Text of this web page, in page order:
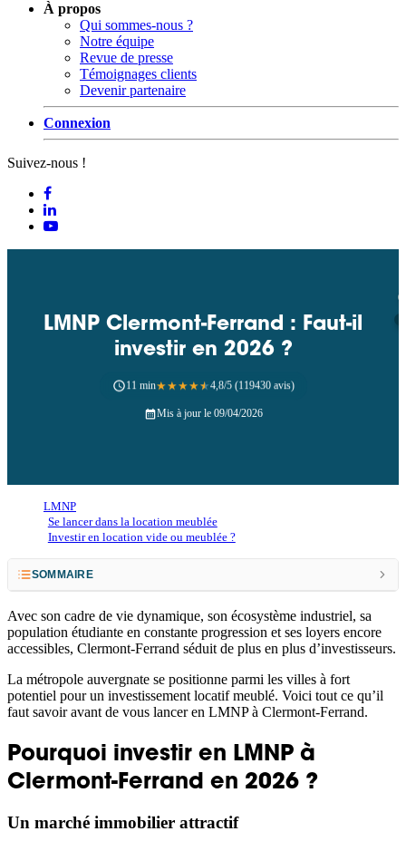
À propos
Qui sommes-nous ?
Notre équipe
Revue de presse
Témoignages clients
Devenir partenaire
Connexion
Suivez-nous !
LMNP Clermont-Ferrand : Faut-il
investir en 2026 ?
11 min★★★★★4,8/5 (119430 avis)
Mis à jour le 09/04/2026
LMNP
Se lancer dans la location meublée
Investir en location vide ou meublée ?
SOMMAIRE
Pourquoi investir en LMNP à Clermont-Ferrand en 2026 ?
Quel est le rendement locatif en LMNP à Clermont-Ferrand ?
LMNP à Clermont-Ferrand : pour quel type de location ?
Quelle fiscalité pour un investissement LMNP à Clermont-Ferrand ?
Combien investir en LMNP à Clermont-Ferrand ?
Nos conseils pour maximiser la rentabilité LMNP à Clermont-Ferrand
Avec son cadre de vie dynamique, son écosystème industriel, sa
population étudiante en constante progression et ses loyers encore
accessibles, Clermont-Ferrand séduit de plus en plus d’investisseurs.
La métropole auvergnate se positionne parmi les villes à fort
potentiel pour un investissement locatif meublé. Voici tout ce qu’il
faut savoir avant de vous lancer en LMNP à Clermont-Ferrand.
Pourquoi investir en LMNP à
Clermont-Ferrand en 2026 ?
Un marché immobilier attractif